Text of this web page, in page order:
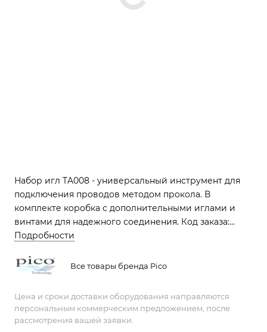
Набор игл TA008 - универсальный инструмент для
подключения проводов методом прокола. В
комплекте коробка с дополнительными иглами и
винтами для надежного соединения. Код заказа:
TA008.
Подробности
Все товары бренда Pico
Цена и сроки доставки оборудования направляются
персональным коммерческим предложением, после
рассмотрения вашей заявки.